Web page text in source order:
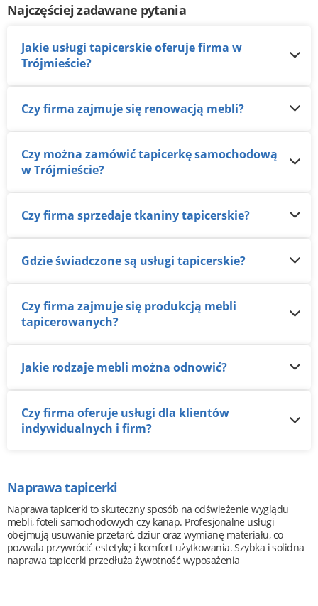
Najczęściej zadawane pytania
Jakie usługi tapicerskie oferuje firma w
Trójmieście?
Czy firma zajmuje się renowacją mebli?
Czy można zamówić tapicerkę samochodową
w Trójmieście?
Czy firma sprzedaje tkaniny tapicerskie?
Gdzie świadczone są usługi tapicerskie?
Czy firma zajmuje się produkcją mebli
tapicerowanych?
Jakie rodzaje mebli można odnowić?
Czy firma oferuje usługi dla klientów
indywidualnych i firm?
Naprawa tapicerki
Naprawa tapicerki to skuteczny sposób na odświeżenie wyglądu
mebli, foteli samochodowych czy kanap. Profesjonalne usługi
obejmują usuwanie przetarć, dziur oraz wymianę materiału, co
pozwala przywrócić estetykę i komfort użytkowania. Szybka i solidna
naprawa tapicerki przedłuża żywotność wyposażenia